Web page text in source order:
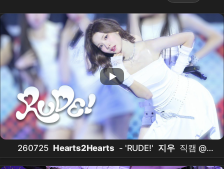
260725 Hearts2Hearts - 'RUDE!' 지우 직캠 @
KMA